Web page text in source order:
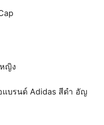
ญิง
บรนด์ Adidas สีดำ อัญ